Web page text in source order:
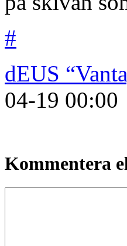
#
dEUS
04-19 00:00
Kommentera